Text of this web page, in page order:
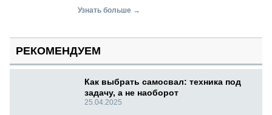
Узнать больше →
РЕКОМЕНДУЕМ
Как выбрать самосвал: техника под
задачу, а не наоборот
25.04.2025